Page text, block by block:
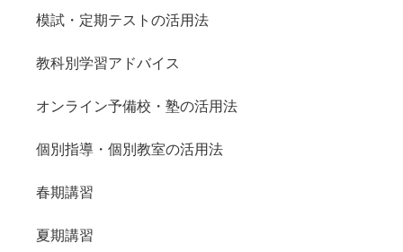
模試・定期テストの活用法
教科別学習アドバイス
オンライン予備校・塾の活用法
個別指導・個別教室の活用法
春期講習
夏期講習